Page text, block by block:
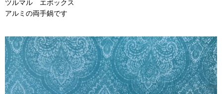
ツルマル エポックス
アルミの両手鍋です